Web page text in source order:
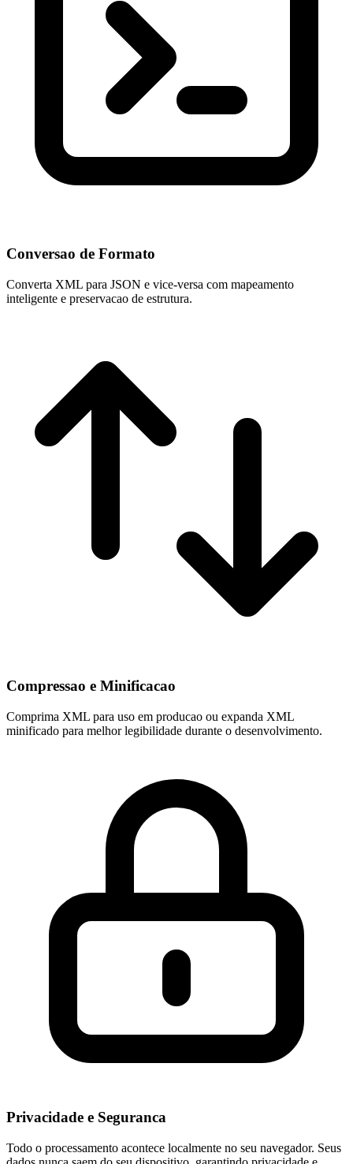
Conversao de Formato
Converta XML para JSON e vice-versa com mapeamento
inteligente e preservacao de estrutura.
Compressao e Minificacao
Comprima XML para uso em producao ou expanda XML
minificado para melhor legibilidade durante o desenvolvimento.
Privacidade e Seguranca
Todo o processamento acontece localmente no seu navegador. Seus